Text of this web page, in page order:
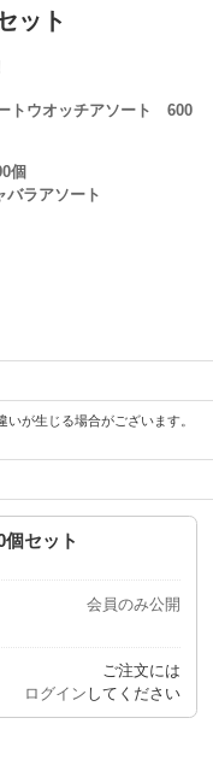
ット
トウオッチアソート 600
個
バラアソート
いが生じる場合がございます。
セット
会員のみ公開
ご注文には
ログイン してください